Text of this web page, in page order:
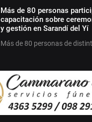
Más de 80 personas
capacitación sobre
y gestión en Sarandí del Yí
Más de 80 personas de